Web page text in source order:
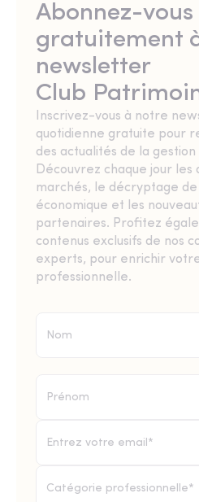
Abonnez-vous
gratuitement
newsletter
Club
Inscrivez-vous à notre
quotidienne gratuite pour
des actualités de la
Découvrez chaque jour les
marchés, le décryptage de
économique et les
partenaires. Profitez
contenus exclusifs de nos
experts, pour enrichir
professionnelle.
Catégorie professionnelle*